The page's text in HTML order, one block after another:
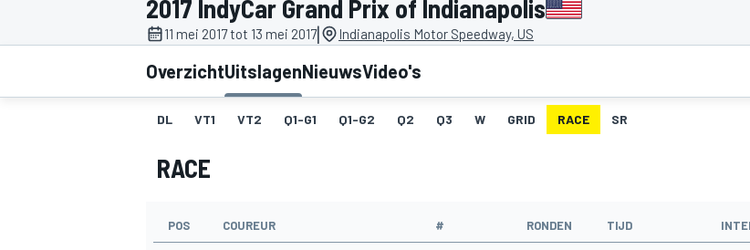
2017 IndyCar Grand Prix of Indianapolis
11 mei 2017 tot 13 mei 2017| Indianapolis Motor Speedway, US
OverzichtUitslagenNieuwsVideo's
DL VT1 VT2 Q1-G1 Q1-G2 Q2 Q3 W GRID RACE SR
RACE
POS COUREUR # RONDEN TIJD